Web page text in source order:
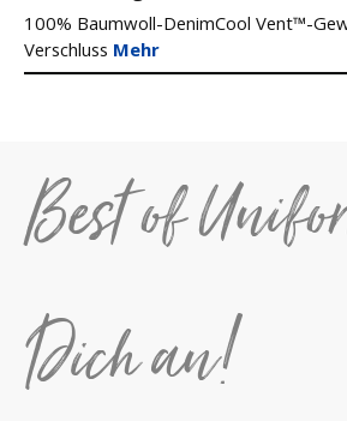
100% Baumwoll-DenimCool Vent™-
Verschluss Mehr
Best of
Dich an!